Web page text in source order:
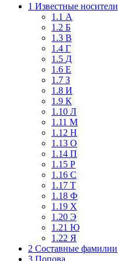
1 Известные носители
1.1 А
1.2 Б
1.3 В
1.4 Г
1.5 Д
1.6 Е
1.7 З
1.8 И
1.9 К
1.10 Л
1.11 М
1.12 Н
1.13 О
1.14 П
1.15 Р
1.16 С
1.17 Т
1.18 Ф
1.19 Х
1.20 Э
1.21 Ю
1.22 Я
2 Составные фамилии
3 Попова